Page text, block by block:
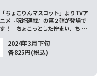
「ちょこりんマスコット」よりTVア
ニメ『呪術廻戦』の第２弾が登場で
す！ ちょこっとした佇まい、ち …
2024年3月下旬
各825円(税込)